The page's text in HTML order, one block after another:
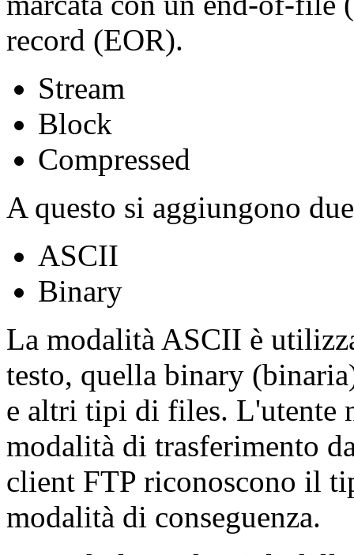
record (EOR).
Stream
Block
Compressed
A questo si aggiungono
ASCII
Binary
La modalità ASCII è
testo, quella binary
e altri tipi di files. L'utente
modalità di trasferimento
client FTP riconoscono il
modalità di conseguenza.